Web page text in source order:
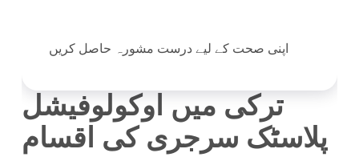
اپنی صحت کے لیے درست مشورہ حاصل کریں
ترکی میں اوکولوفیشل
پلاسٹک سرجری کی اقسام